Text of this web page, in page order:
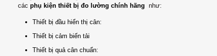
các phụ kiện thiết bị đo lường chính hãng như:
Thiết bị đầu hiển thị cân:
Thiết bị cảm biến tải
Thiết bị quả cân chuẩn: